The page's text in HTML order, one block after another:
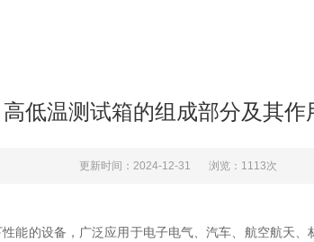
高低温测试箱的组成部分及其作
更新时间：2024-12-31 浏览：1113次
的设备，广泛应用于电子电气、汽车、航空航天、